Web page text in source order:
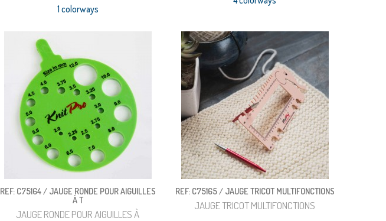
1 colorways
REF: C75164 / JAUGE RONDE POUR AIGUILLES
À T
JAUGE RONDE POUR AIGUILLES À
REF: C75165 / JAUGE TRICOT MULTIFONCTIONS
JAUGE TRICOT MULTIFONCTIONS